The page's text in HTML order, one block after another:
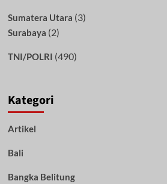
Sumatera Utara (3)
Surabaya (2)
TNI/POLRI (490)
Kategori
Artikel
Bali
Bangka Belitung